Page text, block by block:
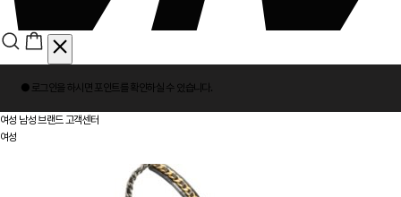
그
인
● 로그인을 하시면 포인트 를 확인하실 수 있습니다.
여성 남성 브랜드 고객센터
여성